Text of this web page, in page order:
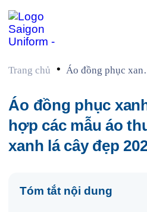
Trang chủ • Áo đồng phục
các mẫu áo thun
đồng phục xanh lá
cây đẹp 2023
Áo đồng phục
hợp các mẫu áo
xanh lá cây đẹp
Tóm tắt nội dung